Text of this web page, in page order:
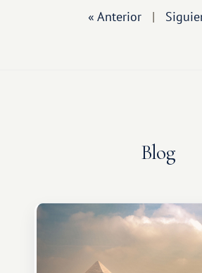
« Anterior |
Blog